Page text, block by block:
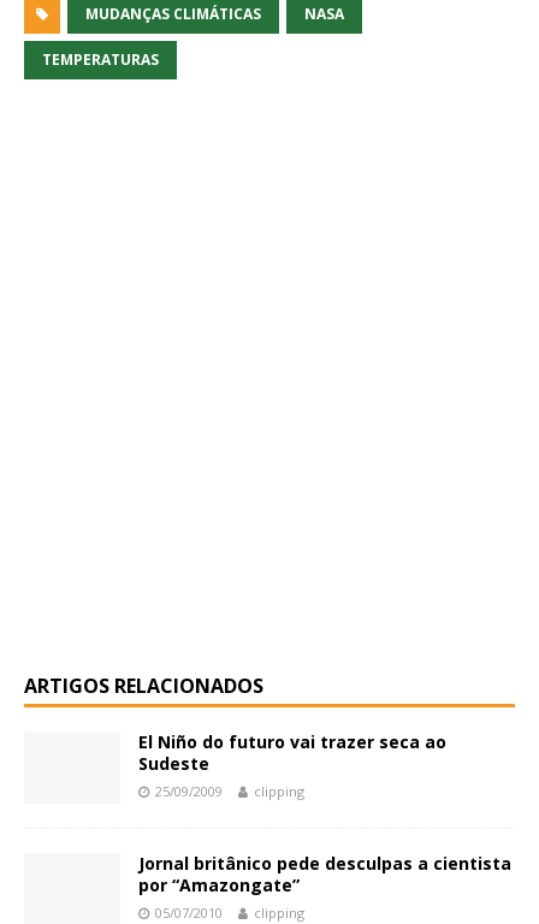
MUDANÇAS CLIMÁTICAS NASA
TEMPERATURAS
ARTIGOS RELACIONADOS
El Niño do futuro vai trazer seca ao
Sudeste
25/09/2009 clipping
Jornal britânico pede desculpas a cientista
por “Amazongate”
05/07/2010 clipping